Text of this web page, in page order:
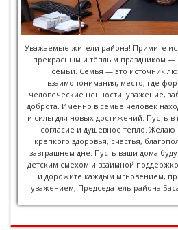
Уважаемые жители района! Примите
прекрасным и тёплым праздником
семьи. Семья — это источник
взаимопонимания, место, где
человеческие ценности: уважение,
доброта. Именно в семье человек
и силы для новых достижений. Пусть
согласие и душевное тепло.
крепкого здоровья, счастья,
завтрашнем дне. Пусть ваши дома
детским смехом и взаимной
и дорожите каждым мгновением,
уважением, Председатель района